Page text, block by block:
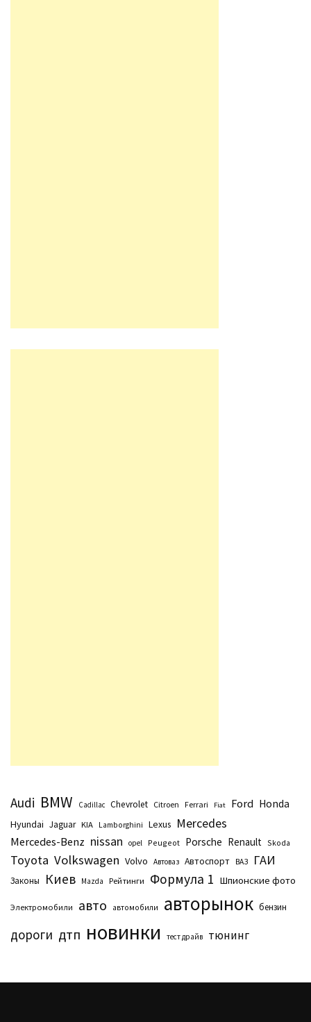
Audi BMW Cadillac Chevrolet Citroen Ferrari Fiat Ford Honda
Hyundai Jaguar KIA Lamborghini Lexus Mercedes
Mercedes-Benz nissan opel Peugeot Porsche Renault Skoda
Toyota Volkswagen Volvo Автоваз Автоспорт ВАЗ ГАИ
Законы Киев Маzda Рейтинги Формула 1 Шпионские фото
Электромобили авто автомобили авторынок бензин
дороги дтп новинки тест драйв тюнинг